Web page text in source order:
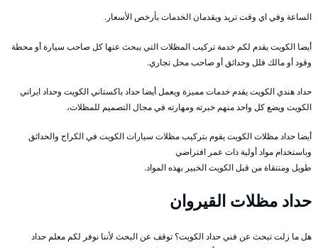
الساعة وفي اي وقت تريد ويقدمان الخدمات بأرخص الأسعار.
أيضا الكويت يقدم لكم خدمة تركيب المظلات التي يبحث عنها كل صاحب سيارة أو محطة
وقود أو مالك فلل وحدائق أو صاحب محل تجاري.
حداد هندي الكويت يقدم خدمات مميزة ويعمل أيضا حداد باكستاني الكويت وحداد ايراني
الكويت ويضع كل واحد منهم خبرته ومهارته في مجال التصميم للمظلات،
أيضا حداد مظلات الكويت يقوم بتركيب مظلات سيارات الكويت في الكراج والحدائق
وباستخدام مواد أولية ذات عمر افتراضي
طويل ومنتقاة من قبل الكويت الخبير بهذه المواد.
حداد مظلات القيروان
هل ما زلت تبحث عن فني حداد الكويت؟ توقف عن البحث لأننا نوفر لكم معلم حداد